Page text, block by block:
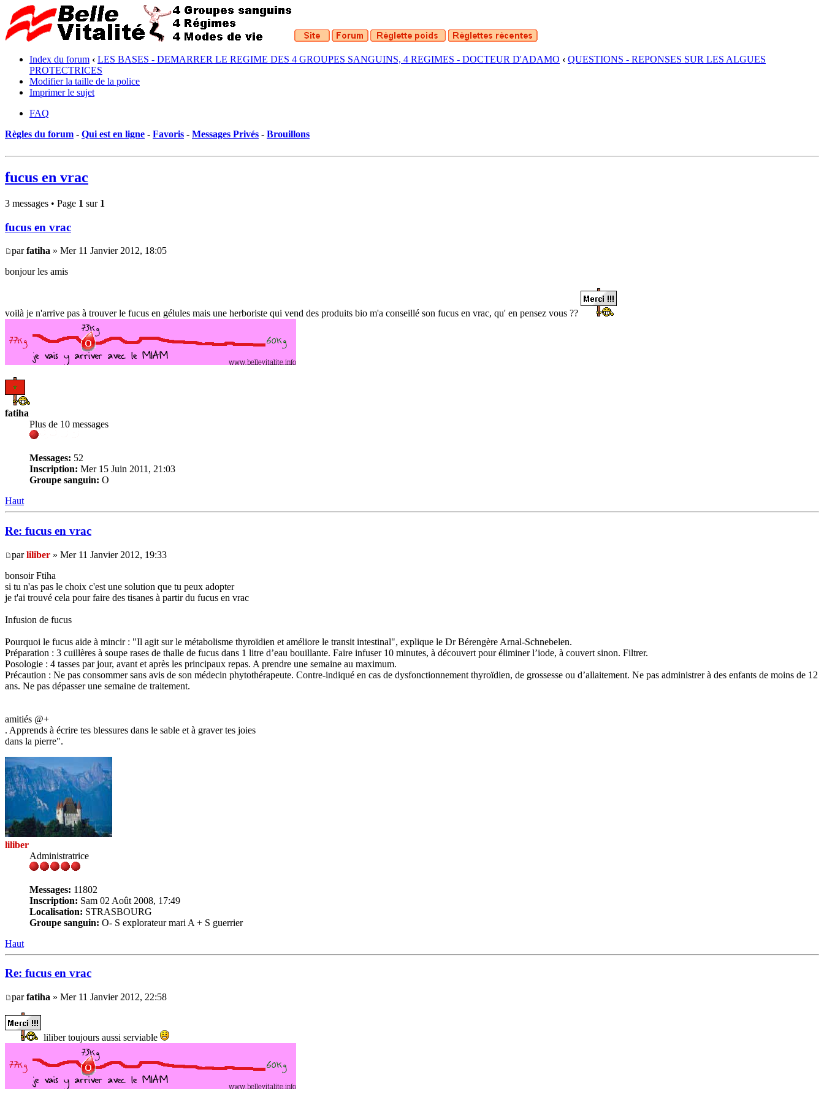
Index du forum ‹ LES BASES - DEMARRER LE REGIME DES 4 GROUPES SANGUINS, 4 REGIMES - DOCTEUR D'ADAMO ‹ QUESTIONS - REPONSES SUR LES ALGUES
PROTECTRICES
Modifier la taille de la police
Imprimer le sujet
FAQ
Règles du forum - Qui est en ligne - Favoris - Messages Privés - Brouillons
fucus en vrac
3 messages • Page 1 sur 1
fucus en vrac
parfatiha » Mer 11 Janvier 2012, 18:05
bonjour les amis
voilà je n'arrive pas à trouver le fucus en gélules mais une herboriste qui vend des produits bio m'a conseillé son fucus en vrac, qu' en pensez vous ??
fatiha
Plus de 10 messages
Messages: 52
Inscription: Mer 15 Juin 2011, 21:03
Groupe sanguin: O
Haut
Re: fucus en vrac
parliliber » Mer 11 Janvier 2012, 19:33
bonsoir Ftiha
si tu n'as pas le choix c'est une solution que tu peux adopter
je t'ai trouvé cela pour faire des tisanes à partir du fucus en vrac
Infusion de fucus
Pourquoi le fucus aide à mincir : "Il agit sur le métabolisme thyroïdien et améliore le transit intestinal", explique le Dr Bérengère Arnal-Schnebelen.
Préparation : 3 cuillères à soupe rases de thalle de fucus dans 1 litre d’eau bouillante. Faire infuser 10 minutes, à découvert pour éliminer l’iode, à couvert sinon. Filtrer.
Posologie : 4 tasses par jour, avant et après les principaux repas. A prendre une semaine au maximum.
Précaution : Ne pas consommer sans avis de son médecin phytothérapeute. Contre-indiqué en cas de dysfonctionnement thyroïdien, de grossesse ou d’allaitement. Ne pas administrer à des enfants de moins de 12
ans. Ne pas dépasser une semaine de traitement.
amitiés @+
. Apprends à écrire tes blessures dans le sable et à graver tes joies
dans la pierre".
liliber
Administratrice
Messages: 11802
Inscription: Sam 02 Août 2008, 17:49
Localisation: STRASBOURG
Groupe sanguin: O- S explorateur mari A + S guerrier
Haut
Re: fucus en vrac
parfatiha » Mer 11 Janvier 2012, 22:58
liliber toujours aussi serviable